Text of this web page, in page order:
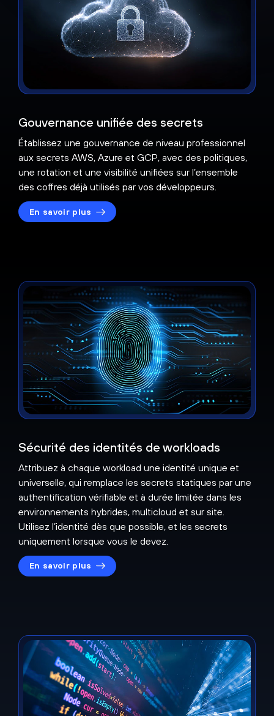
Gouvernance unifiée des secrets
Établissez une gouvernance de niveau professionnel
aux secrets AWS, Azure et GCP, avec des politiques,
une rotation et une visibilité unifiées sur l’ensemble
des coffres déjà utilisés par vos développeurs.
En savoir plus
Sécurité des identités de workloads
Attribuez à chaque workload une identité unique et
universelle, qui remplace les secrets statiques par une
authentification vérifiable et à durée limitée dans les
environnements hybrides, multicloud et sur site.
Utilisez l’identité dès que possible, et les secrets
uniquement lorsque vous le devez.
En savoir plus